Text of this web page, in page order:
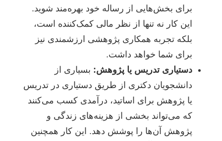
برای بخش‌هایی از رساله خود بهره‌مند شوید.
این کار نه تنها از نظر مالی کمک‌کننده است،
بلکه تجربه همکاری پژوهشی ارزشمندی نیز
برای شما خواهد داشت.
دستیاری تدریس یا پژوهش: بسیاری از
دانشجویان دکتری از طریق دستیاری در تدریس
یا پژوهش برای اساتید، درآمدی کسب می‌کنند
که می‌تواند بخشی از هزینه‌های زندگی و
پژوهش آن‌ها را پوشش دهد. این کار همچنین